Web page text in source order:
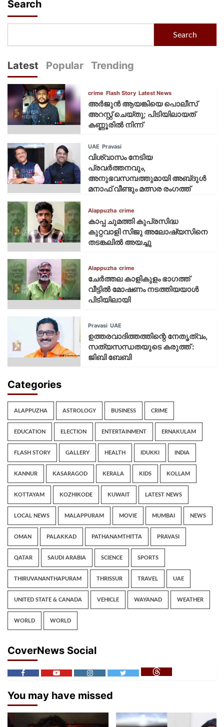
Search
Search
Latest Popular Trending
crime Flash Story Latest News
അർജുൻ ആയങ്കിയെ പൊലീസ്
അറസ്റ്റ് ചെയ്‌തു; പിടിയിലായത്
കണ്ണൂരിൽ നിന്ന്
UAE Pravasi
വിശ്വാസം നേടിയ
പ്രവർത്തനവും,
അനുഭവസമ്പത്തുമായി അബ്‌ദുൾ
മനാഫ് വീണ്ടും മത്സര രംഗത്ത്
Alappuzha crime
കാപ്പ ചുമത്തി കുപ്രസിദ്ധ
കുറ്റവാളി സിജു അലോഷ്യസിനെ
തടങ്കലിൽ അയച്ചു
Alappuzha crime
ചേർത്തല കാളികുളം ഭാഗത്ത്
വീട്ടിൽ മോഷണം നടത്തിയയാൾ
പിടിയിലായി
Pravasi UAE
ഉത്തരവാദിത്തത്തിന്റെ നേതൃത്വം,
സത്യസന്ധതയുടെ കരുത്ത് :
ജിബി ബേബി
Categories
ALAPPUZHA ASTROLOGY BUSINESS CRIME
EDUCATION ELECTION ENTERTAINMENT ERNAKULAM
FLASH STORY GALLERY HEALTH IDUKKI INDIA
KANNUR KASARAGOD KERALA KIDS KOLLAM
KOTTAYAM KOZHIKODE KUWAIT LATEST NEWS
LOCAL NEWS MALAPPURAM MOVIE MUMBAI NEWS
OMAN PALAKKAD PATHANAMTHITTA PRAVASI
QATAR SAUDI ARABIA SCIENCE SPORTS
THIRUVANANTHAPURAM THRISSUR TRAVEL UAE
UNITED STATE & CANADA VEHICLE WAYANAD WEATHER
WORLD WORLD
CoverNews Social
You may have missed